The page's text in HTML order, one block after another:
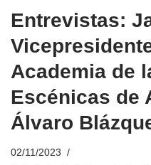
Entrevistas:
Academia de
Escénicas de
Álvaro
02/11/2023